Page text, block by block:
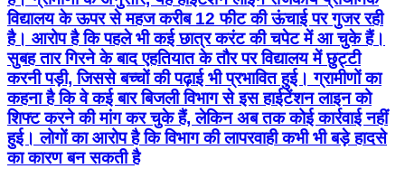
विद्यालय के ऊपर से महज करीब 12 फीट की ऊंचाई पर गुजर रही
है। आरोप है कि पहले भी कई छात्र करंट की चपेट में आ चुके हैं।
सुबह तार गिरने के बाद एहतियात के तौर पर विद्यालय में छुट्टी
करनी पड़ी, जिससे बच्चों की पढ़ाई भी प्रभावित हुई। ग्रामीणों का
कहना है कि वे कई बार बिजली विभाग से इस हाईटेंशन लाइन को
शिफ्ट करने की मांग कर चुके हैं, लेकिन अब तक कोई कार्रवाई नहीं
हुई। लोगों का आरोप है कि विभाग की लापरवाही कभी भी बड़े हादसे
का कारण बन सकती है